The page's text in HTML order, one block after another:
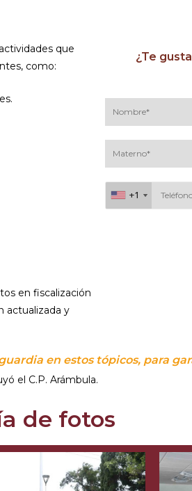
que
como:
en fiscalización
actualizada y
¿Te
+1
+1
en estos tópicos, para
el C.P. Arámbula.
de fotos